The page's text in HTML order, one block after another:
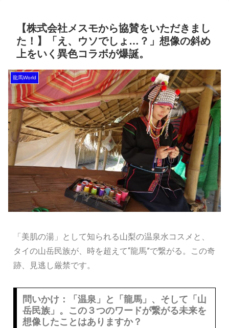
【株式会社メスモから協賛をいただきまし
た！】「え、ウソでしょ…？」想像の斜め
上をいく異色コラボが爆誕。
龍馬World
「美肌の湯」として知られる山梨の温泉水コスメと、
タイの山岳民族が、時を超えて“龍馬”で繋がる。この奇
跡、見逃し厳禁です。
問いかけ：「温泉」と「龍馬」、そして「山
岳民族」。この３つのワードが繋がる未来を
想像したことはありますか？